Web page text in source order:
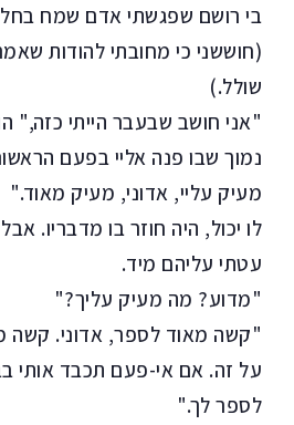
בי רושם שפגשתי אדם שמח
(חוששני כי מחובתי להודות
שולל.)
"אני חושב שבעבר הייתי כזה,"
נמוך שבו פנה אליי בפעם
מעיק עליי, אדוני, מעיק מאוד."
לו יכול, היה חוזר בו מדבריו.
עטתי עליהם מיד.
"מדוע? מה מעיק עליך?"
"קשה מאוד לספר, אדוני. קשה
על זה. אם אי-פעם תכבד אותי
לספר לך."